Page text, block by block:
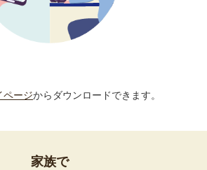
ページからダウンロードできます。
家族で